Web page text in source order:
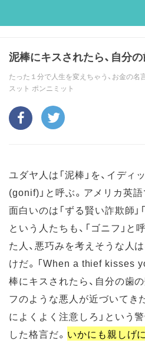
泥棒にキスされたら、自分
たった１分で人生を変えちゃう、お金の名
スット ポンニミット
ユダヤ人は「泥棒」を、イディ
(gonif)」と呼ぶ。アメリカ英
面白いのは「ずる賢い詐欺師」
という人たちも、「ゴニフ」
た人、悪巧みを考えそうな人
けだ。「When a thief kisses
棒にキスされたら、自分の歯の
フのような悪人が近づいてき
によくよく注意しろ」という
した格言だ。 いかにも親しげ